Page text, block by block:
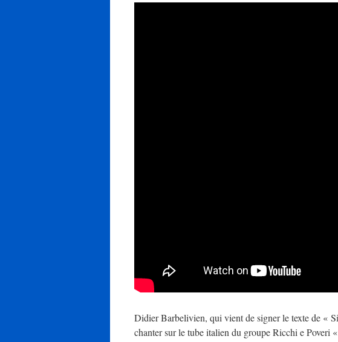
Didier Barbelivien, qui vient de signer le texte de «
chanter sur le tube italien du groupe Ricchi e Poveri